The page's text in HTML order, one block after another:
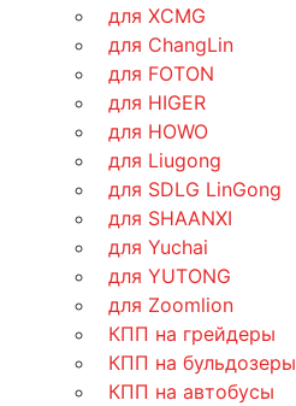
для XCMG
для ChangLin
для FOTON
для HIGER
для HOWO
для Liugong
для SDLG LinGong
для SHAANXI
для Yuchai
для YUTONG
для Zoomlion
КПП на грейдеры
КПП на бульдозеры
КПП на автобусы